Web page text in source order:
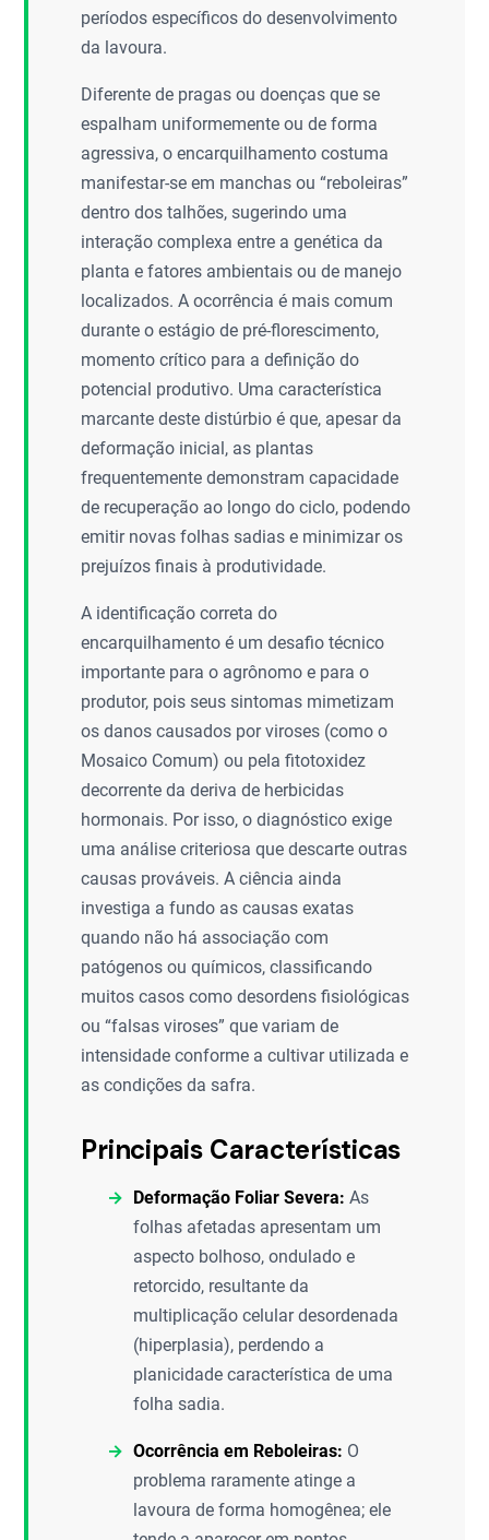
períodos específicos do desenvolvimento
da lavoura.
Diferente de pragas ou doenças que se
espalham uniformemente ou de forma
agressiva, o encarquilhamento costuma
manifestar-se em manchas ou “reboleiras”
dentro dos talhões, sugerindo uma
interação complexa entre a genética da
planta e fatores ambientais ou de manejo
localizados. A ocorrência é mais comum
durante o estágio de pré-florescimento,
momento crítico para a definição do
potencial produtivo. Uma característica
marcante deste distúrbio é que, apesar da
deformação inicial, as plantas
frequentemente demonstram capacidade
de recuperação ao longo do ciclo, podendo
emitir novas folhas sadias e minimizar os
prejuízos finais à produtividade.
A identificação correta do
encarquilhamento é um desafio técnico
importante para o agrônomo e para o
produtor, pois seus sintomas mimetizam
os danos causados por viroses (como o
Mosaico Comum) ou pela fitotoxidez
decorrente da deriva de herbicidas
hormonais. Por isso, o diagnóstico exige
uma análise criteriosa que descarte outras
causas prováveis. A ciência ainda
investiga a fundo as causas exatas
quando não há associação com
patógenos ou químicos, classificando
muitos casos como desordens fisiológicas
ou “falsas viroses” que variam de
intensidade conforme a cultivar utilizada e
as condições da safra.
Principais Características
Deformação Foliar Severa: As
folhas afetadas apresentam um
aspecto bolhoso, ondulado e
retorcido, resultante da
multiplicação celular desordenada
(hiperplasia), perdendo a
planicidade característica de uma
folha sadia.
Ocorrência em Reboleiras: O
problema raramente atinge a
lavoura de forma homogênea; ele